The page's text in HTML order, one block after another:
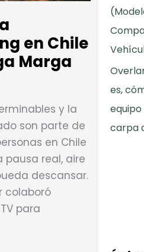
en Chile
Marga
y la
son parte de
en Chile
real, aire
descansar.
colaboró
para
es,
carpa